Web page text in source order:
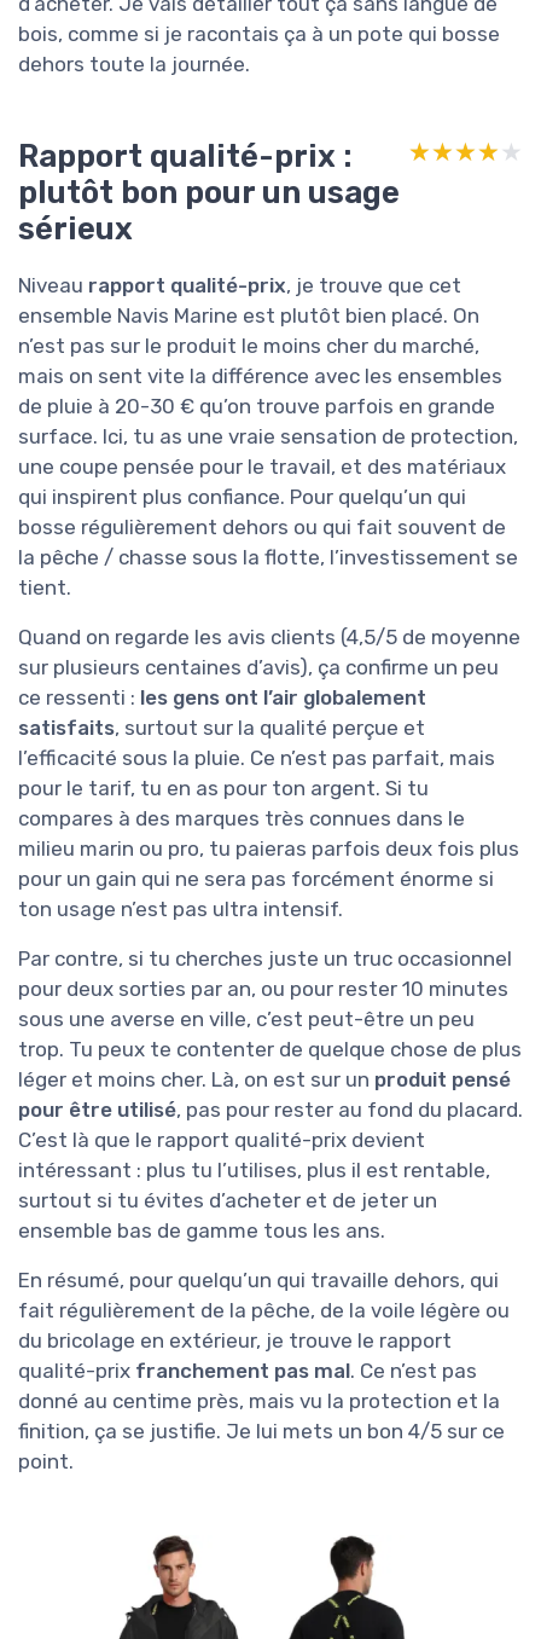
bois, comme si je racontais ça à un pote qui bosse
dehors toute la journée.
Rapport qualité-prix :
plutôt bon pour un usage
sérieux
★★★★★
★★★★★
Niveau rapport qualité-prix, je trouve que cet
ensemble Navis Marine est plutôt bien placé. On
n’est pas sur le produit le moins cher du marché,
mais on sent vite la différence avec les ensembles
de pluie à 20-30 € qu’on trouve parfois en grande
surface. Ici, tu as une vraie sensation de protection,
une coupe pensée pour le travail, et des matériaux
qui inspirent plus confiance. Pour quelqu’un qui
bosse régulièrement dehors ou qui fait souvent de
la pêche / chasse sous la flotte, l’investissement se
tient.
Quand on regarde les avis clients (4,5/5 de moyenne
sur plusieurs centaines d’avis), ça confirme un peu
ce ressenti : les gens ont l’air globalement
satisfaits, surtout sur la qualité perçue et
l’efficacité sous la pluie. Ce n’est pas parfait, mais
pour le tarif, tu en as pour ton argent. Si tu
compares à des marques très connues dans le
milieu marin ou pro, tu paieras parfois deux fois plus
pour un gain qui ne sera pas forcément énorme si
ton usage n’est pas ultra intensif.
Par contre, si tu cherches juste un truc occasionnel
pour deux sorties par an, ou pour rester 10 minutes
sous une averse en ville, c’est peut-être un peu
trop. Tu peux te contenter de quelque chose de plus
léger et moins cher. Là, on est sur un produit pensé
pour être utilisé, pas pour rester au fond du placard.
C’est là que le rapport qualité-prix devient
intéressant : plus tu l’utilises, plus il est rentable,
surtout si tu évites d’acheter et de jeter un
ensemble bas de gamme tous les ans.
En résumé, pour quelqu’un qui travaille dehors, qui
fait régulièrement de la pêche, de la voile légère ou
du bricolage en extérieur, je trouve le rapport
qualité-prix franchement pas mal. Ce n’est pas
donné au centime près, mais vu la protection et la
finition, ça se justifie. Je lui mets un bon 4/5 sur ce
point.